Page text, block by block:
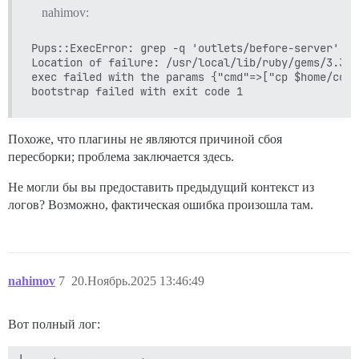
nahimov:
Pups::ExecError: grep -q 'outlets/before-server'
Location of failure: /usr/local/lib/ruby/gems/3.3.0/
exec failed with the params {"cmd"=>["cp
Похоже, что плагины не являются причиной сбоя
пересборки; проблема заключается здесь.
Не могли бы вы предоставить предыдущий контекст из
логов? Возможно, фактическая ошибка произошла там.
nahimov 20.Ноябрь.2025 13:46:49
7
Вот полный лог: